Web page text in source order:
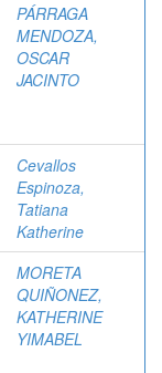
PÁRRAGA
MENDOZA,
OSCAR
JACINTO
Cevallos
Espinoza,
Tatiana
Katherine
MORETA
QUIÑONEZ,
KATHERINE
YIMABEL